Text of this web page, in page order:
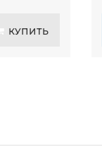
КУПИТЬ